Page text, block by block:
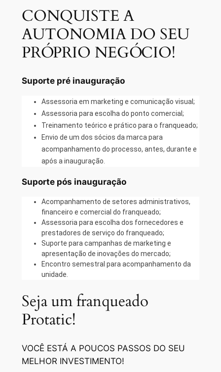
CONQUISTE A
AUTONOMIA DO SEU
PRÓPRIO NEGÓCIO!
Suporte pré inauguração
Assessoria em marketing e comunicação visual;
Assessoria para escolha do ponto comercial;
Treinamento teórico e prático para o franqueado;
Envio de um dos sócios da marca para
acompanhamento do processo, antes, durante e
após a inauguração.
Suporte pós inauguração
Acompanhamento de setores administrativos,
financeiro e comercial do franqueado;
Assessoria para escolha dos fornecedores e
prestadores de serviço do franqueado;
Suporte para campanhas de marketing e
apresentação de inovações do mercado;
Encontro semestral para acompanhamento da
unidade.
Seja um franqueado
Protatic!
VOCÊ ESTÁ A POUCOS PASSOS DO SEU
MELHOR INVESTIMENTO!